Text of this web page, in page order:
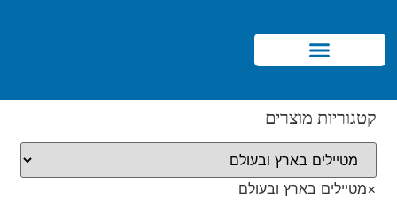
קטגוריות מוצרים
×מטיילים בארץ ובעולם